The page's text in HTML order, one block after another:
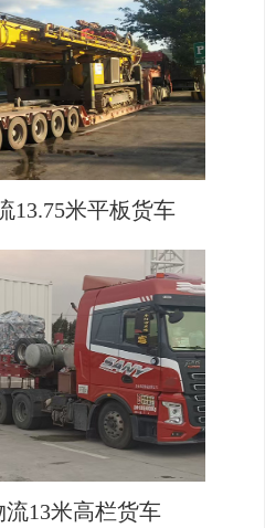
13.75米平板货车
13米高栏货车